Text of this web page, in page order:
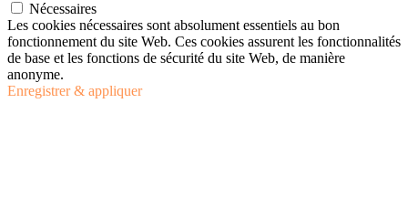
Nécessaires
Les cookies nécessaires sont absolument essentiels au bon
fonctionnement du site Web. Ces cookies assurent les fonctionnalités
de base et les fonctions de sécurité du site Web, de manière
anonyme.
Enregistrer & appliquer